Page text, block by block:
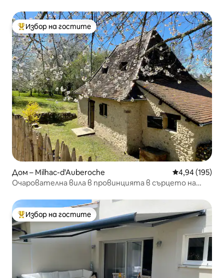
Най-популярен избор на гостите
Избор на гостите
Дом – Milhac-d'Auberoche Средна
4,94 (195)
Очарователна вила в провинцията в сърцето на
Най-популярен избор на гостите
Избор на гостите